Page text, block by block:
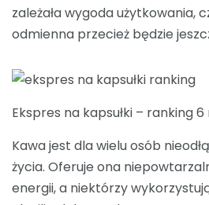
zależała wygoda użytkowania,
odmienna przecież będzie
Ekspres na kapsułki – ranking
Kawa jest dla wielu osób
życia. Oferuje ona
energii, a niektórzy